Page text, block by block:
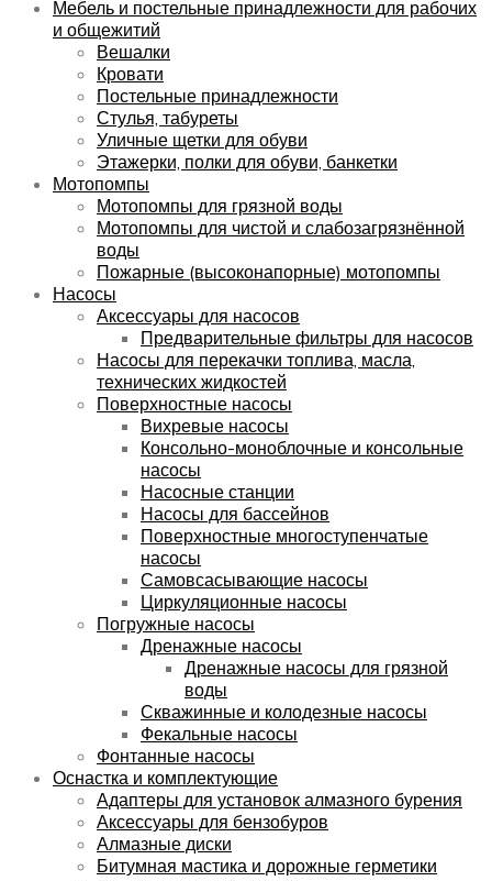
Мебель и постельные принадлежности для рабочих
и общежитий
Вешалки
Кровати
Постельные принадлежности
Стулья, табуреты
Уличные щетки для обуви
Этажерки, полки для обуви, банкетки
Мотопомпы
Мотопомпы для грязной воды
Мотопомпы для чистой и слабозагрязнённой
воды
Пожарные (высоконапорные) мотопомпы
Насосы
Аксессуары для насосов
Предварительные фильтры для насосов
Насосы для перекачки топлива, масла,
технических жидкостей
Поверхностные насосы
Вихревые насосы
Консольно-моноблочные и консольные
насосы
Насосные станции
Насосы для бассейнов
Поверхностные многоступенчатые
насосы
Самовсасывающие насосы
Циркуляционные насосы
Погружные насосы
Дренажные насосы
Дренажные насосы для грязной
воды
Скважинные и колодезные насосы
Фекальные насосы
Фонтанные насосы
Оснастка и комплектующие
Адаптеры для установок алмазного бурения
Аксессуары для бензобуров
Алмазные диски
Битумная мастика и дорожные герметики